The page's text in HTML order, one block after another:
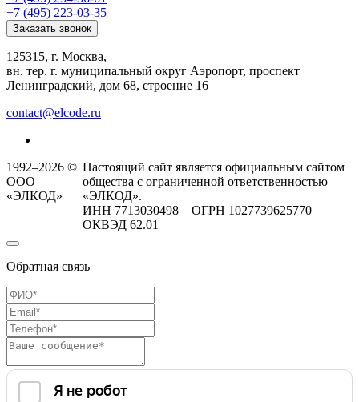
+7 (495) 223-03-35
Заказать звонок
125315, г. Москва,
вн. тер. г. муниципальный округ Аэропорт, проспект
Ленинградский, дом 68, строение 16
contact@elcode.ru
1992–2026 ©
ООО
«ЭЛКОД»
Настоящий сайт является официальным сайтом
общества с ограниченной ответственностью
«ЭЛКОД».
ИНН 7713030498 ОГРН 1027739625770
ОКВЭД 62.01
Обратная связь